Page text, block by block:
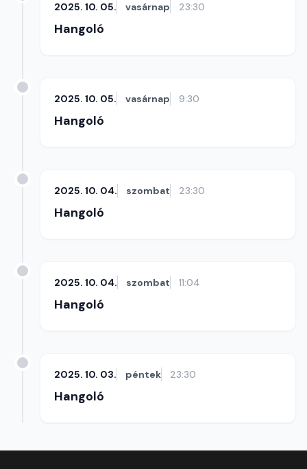
2025. 10. 05. vasárnap 23:30
Hangoló
2025. 10. 05. vasárnap 9:30
Hangoló
2025. 10. 04. szombat 23:30
Hangoló
2025. 10. 04. szombat 11:04
Hangoló
2025. 10. 03. péntek 23:30
Hangoló